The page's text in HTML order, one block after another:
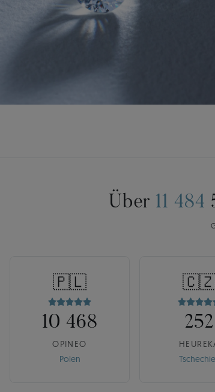
Über 11 484
🇵🇱
10 468
OPINEO
Polen
252